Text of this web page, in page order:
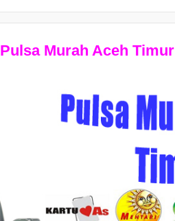
Pulsa Murah Aceh Timur